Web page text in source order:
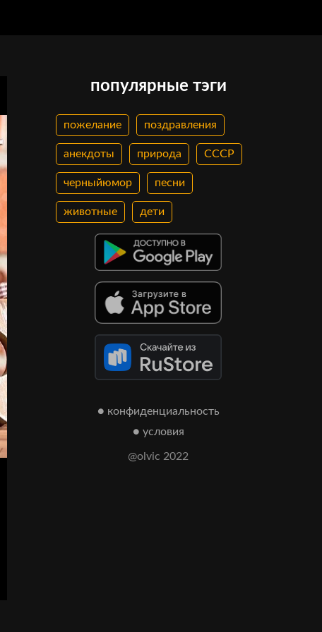
популярные тэги
пожелание поздравления
анекдоты природа СССР
черныйюмор песни
животные дети
● конфиденциальность
● условия
@olvic 2022